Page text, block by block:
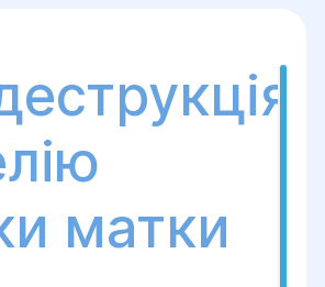
матки